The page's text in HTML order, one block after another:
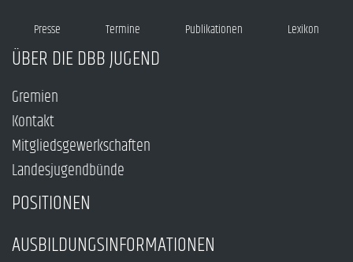
Presse Termine Publikationen Lexikon
ÜBER DIE DBB JUGEND
Gremien
Kontakt
Mitgliedsgewerkschaften
Landesjugendbünde
POSITIONEN
AUSBILDUNGSINFORMATIONEN